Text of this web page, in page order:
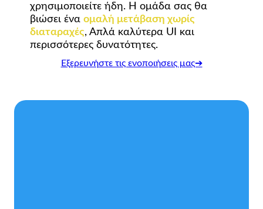
χρησιμοποιείτε ήδη. Η ομάδα σας θα
βιώσει έναομαλή μετάβαση χωρίς
διαταραχές, Απλά καλύτερα UI και
περισσότερες δυνατότητες.
Εξερευνήστε τις ενοποιήσεις μας➔